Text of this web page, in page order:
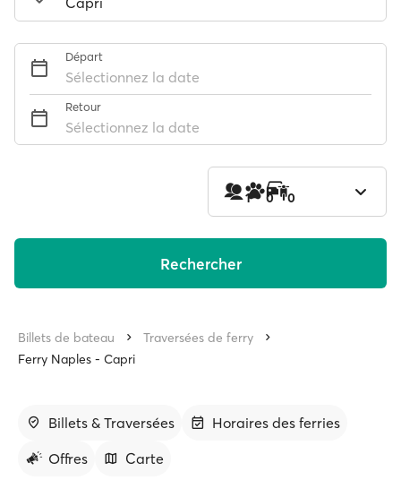
Départ
Sélectionnez la date
Retour
Sélectionnez la date
1 0 0
Rechercher
Billets de bateau
Traversées de ferry
Ferry Naples - Capri
Billets & Traversées
Horaires des ferries
Offres
Carte